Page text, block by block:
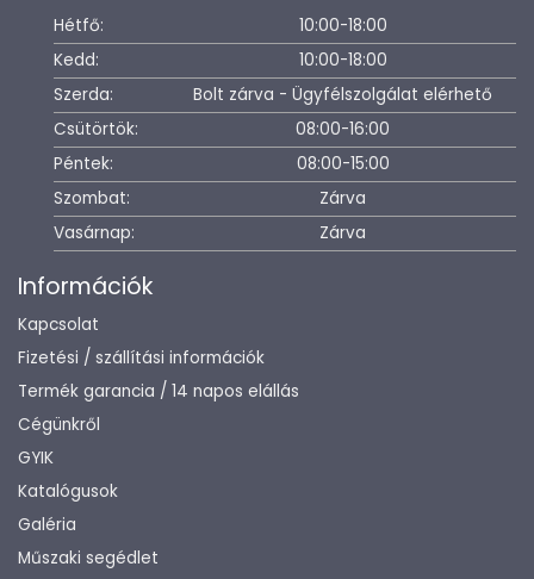
Hétfő:
10:00-18:00
Kedd:
10:00-18:00
Szerda:
Bolt zárva - Ügyfélszolgálat elérhető
Csütörtök:
08:00-16:00
Péntek:
08:00-15:00
Szombat:
Zárva
Vasárnap:
Zárva
Információk
Kapcsolat
Fizetési / szállítási információk
Termék garancia / 14 napos elállás
Cégünkről
GYIK
Katalógusok
Galéria
Műszaki segédlet